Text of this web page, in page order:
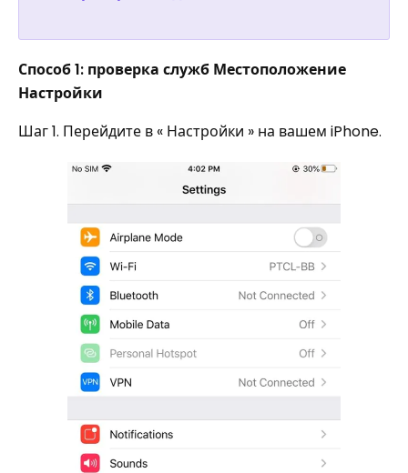
Способ 1: проверка служб Местоположение
Настройки
Шаг 1. Перейдите в « Настройки » на вашем iPhone.